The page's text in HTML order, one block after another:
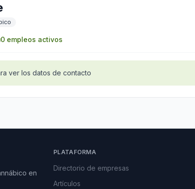
0 empleos activos
ver los datos de contacto
en
PLATAFORMA
Directorio de empresas
Artículos